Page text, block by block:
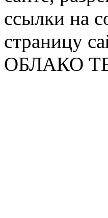
ссылки на
страницу
ОБЛАКО